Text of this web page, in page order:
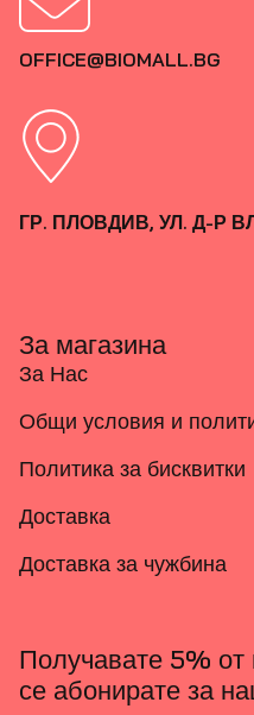
OFFICE@BIOMALL.BG
ГР. ПЛОВДИВ, УЛ. Д-Р
За магазина
За Нас
Общи условия и
Политика за бисквитки
Доставка
Доставка за чужбина
Получавате 5%
се абонирате за